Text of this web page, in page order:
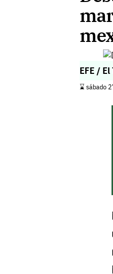
EFE /
⌛️ sábado